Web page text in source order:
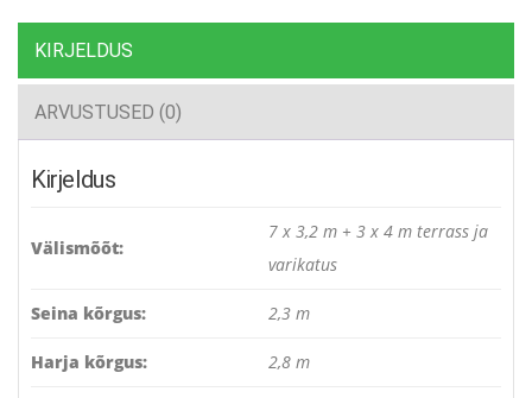
KIRJELDUS
ARVUSTUSED (0)
Kirjeldus
Välismõõt:
7 x 3,2 m + 3 x 4 m terrass ja
varikatus
Seina kõrgus: 2,3 m
Harja kõrgus: 2,8 m